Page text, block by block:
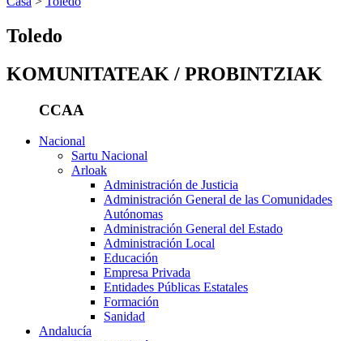
Toledo
KOMUNITATEAK / PROBINTZIAK
CCAA
Nacional
Sartu Nacional
Arloak
Administración de Justicia
Administración General de las Comunidades
Autónomas
Administración General del Estado
Administración Local
Educación
Empresa Privada
Entidades Públicas Estatales
Formación
Sanidad
Andalucía